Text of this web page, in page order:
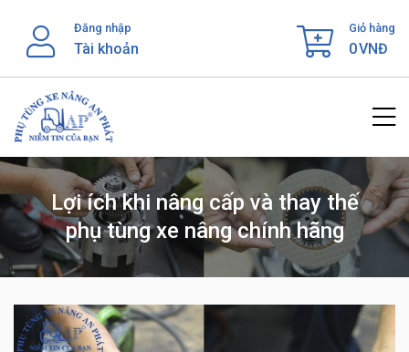
content
Đăng nhập
Tài khoản
Giỏ hàng
0VNĐ
Lợi ích khi nâng cấp và thay thế
phụ tùng xe nâng chính hãng